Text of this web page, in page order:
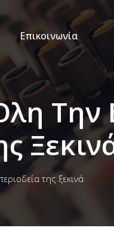
Επικοινωνία
της ξεκινά